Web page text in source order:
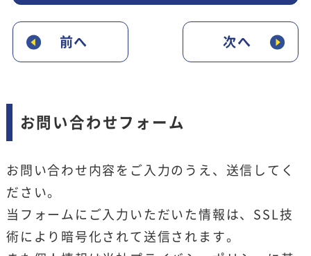
前へ 次へ
お問い合わせフォーム
お問い合わせ内容をご入力のうえ、送信してく
ださい。
当フォームにご入力いただいた情報は、SSL技
術により暗号化されて送信されます。